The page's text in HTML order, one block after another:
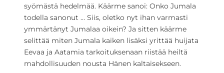
syömästä hedelmää. Käärme sanoi: Onko Jumala
todella sanonut … Siis, oletko nyt ihan varmasti
ymmärtänyt Jumalaa oikein? Ja sitten käärme
selittää miten Jumala kaiken lisäksi yrittää huijata
Eevaa ja Aatamia tarkoituksenaan riistää heiltä
mahdollisuuden nousta Hänen kaltaisekseen.